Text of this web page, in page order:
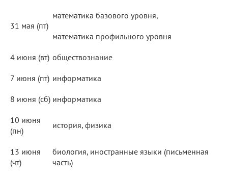
31 мая (пт)
математика базового уровня,
математика профильного уровня
4 июня (вт) обществознание
7 июня (пт) информатика
8 июня (сб) информатика
10 июня
(пн)
история, физика
13 июня
(чт)
биология, иностранные языки (письменная
часть)